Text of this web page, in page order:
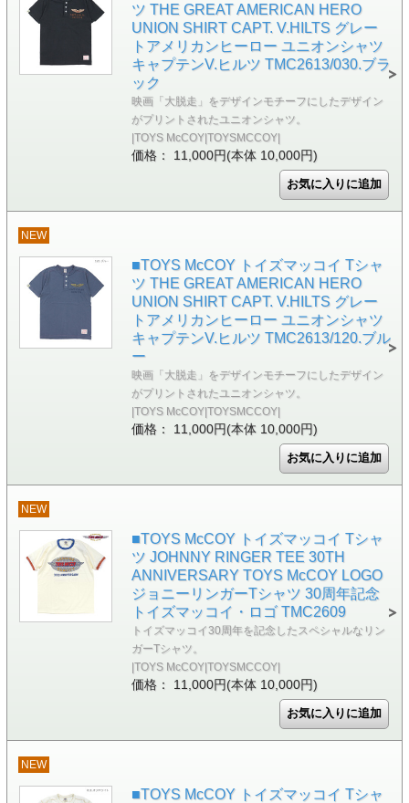
ツ THE GREAT AMERICAN HERO
UNION SHIRT CAPT. V.HILTS グレー
トアメリカンヒーロー ユニオンシャツ
キャプテンV.ヒルツ TMC2613/030.ブラ
ック
映画「大脱走」をデザインモチーフにしたデザイン
がプリントされたユニオンシャツ。
|TOYS McCOY|TOYSMCCOY|
価格： 11,000円(本体 10,000円)
NEW
■TOYS McCOY トイズマッコイ Tシャ
ツ THE GREAT AMERICAN HERO
UNION SHIRT CAPT. V.HILTS グレー
トアメリカンヒーロー ユニオンシャツ
キャプテンV.ヒルツ TMC2613/120.ブル
ー
映画「大脱走」をデザインモチーフにしたデザイン
がプリントされたユニオンシャツ。
|TOYS McCOY|TOYSMCCOY|
価格： 11,000円(本体 10,000円)
NEW
■TOYS McCOY トイズマッコイ Tシャ
ツ JOHNNY RINGER TEE 30TH
ANNIVERSARY TOYS McCOY LOGO
ジョニーリンガーTシャツ 30周年記念
トイズマッコイ・ロゴ TMC2609
トイズマッコイ30周年を記念したスペシャルなリン
ガーTシャツ。
|TOYS McCOY|TOYSMCCOY|
価格： 11,000円(本体 10,000円)
NEW
■TOYS McCOY トイズマッコイ Tシャ